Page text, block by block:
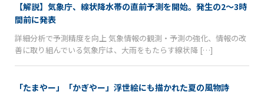
【解説】気象庁、線状降水帯の直前予測を開始。発生の2〜3時
間前に発表
詳細分析で予測精度を向上 気象情報の観測・予測の強化、情報の改
善に取り組んでいる気象庁は、大雨をもたらす線状降 […]
「たまやー」「かぎやー」浮世絵にも描かれた夏の風物詩